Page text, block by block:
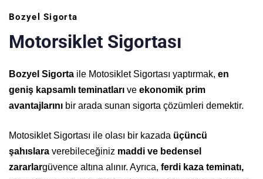
Bozyel Sigorta
Motorsiklet Sigortası
Bozyel Sigorta ile Motosiklet Sigortası yaptırmak, en
geniş kapsamlı teminatları ve ekonomik prim
avantajlarını bir arada sunan sigorta çözümleri demektir.
Motosiklet Sigortası ile olası bir kazada üçüncü
şahıslara verebileceğiniz maddi ve bedensel
zararlargüvence altına alınır. Ayrıca, ferdi kaza teminatı,